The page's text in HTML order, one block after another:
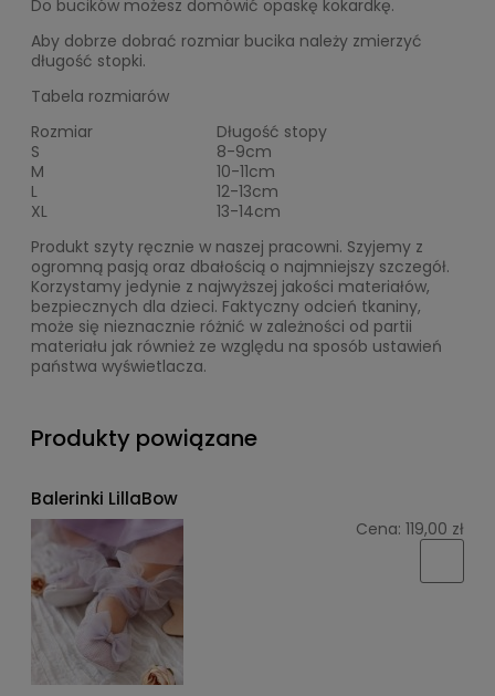
Do bucików możesz domówić opaskę kokardkę.
Aby dobrze dobrać rozmiar bucika należy zmierzyć
długość stopki.
Tabela rozmiarów
Rozmiar
Długość stopy
S
8-9cm
M
10-11cm
L
12-13cm
XL
13-14cm
Produkt szyty ręcznie w naszej pracowni. Szyjemy z
ogromną pasją oraz dbałością o najmniejszy szczegół.
Korzystamy jedynie z najwyższej jakości materiałów,
bezpiecznych dla dzieci. Faktyczny odcień tkaniny,
może się nieznacznie różnić w zależności od partii
materiału jak również ze względu na sposób ustawień
państwa wyświetlacza.
Produkty powiązane
Balerinki LillaBow
Cena: 119,00 zł